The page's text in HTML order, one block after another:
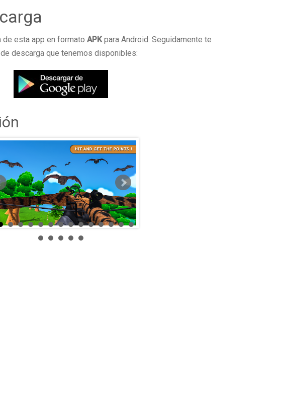
esta app en formato APKpara Android. Seguidamente te
descarga que tenemos disponibles: